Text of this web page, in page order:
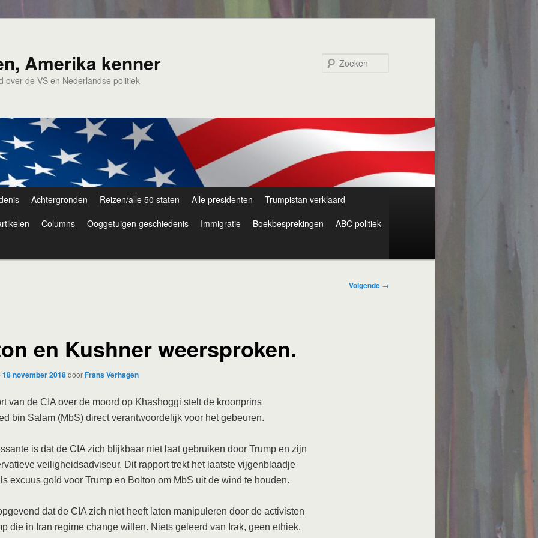
Amerika kenner
over de VS en Nederlandse politiek
Achtergronden Reizen/alle 50 staten Alle presidenten
Trumpistan verklaard
Columns Ooggetuigen geschiedenis Immigratie Boekbesprekingen
ABC politiek
Volgende →
en Kushner weersproken.
18 november 2018doorFrans Verhagen
van de CIA over de moord op Khashoggi stelt de kroonprins
bin Salam (MbS) direct verantwoordelijk voor het gebeuren.
is dat de CIA zich blijkbaar niet laat gebruiken door Trump en zijn
veiligheidsadviseur. Dit rapport trekt het laatste vijgenblaadje
excuus gold voor Trump en Bolton om MbS uit de wind te houden.
dat de CIA zich niet heeft laten manipuleren door de activisten
die in Iran regime change willen. Niets geleerd van Irak, geen ethiek.